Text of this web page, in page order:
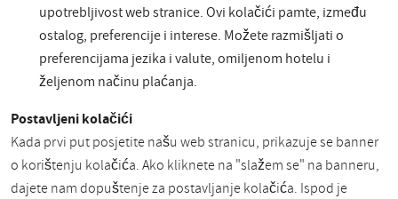
upotrebljivost web stranice. Ovi kolačići pamte, između
ostalog, preferencije i interese. Možete razmišljati o
preferencijama jezika i valute, omiljenom hotelu i
željenom načinu plaćanja.
Postavljeni kolačići
Kada prvi put posjetite našu web stranicu, prikazuje se banner
o korištenju kolačića. Ako kliknete na "slažem se" na banneru,
dajete nam dopuštenje za postavljanje kolačića. Ispod je